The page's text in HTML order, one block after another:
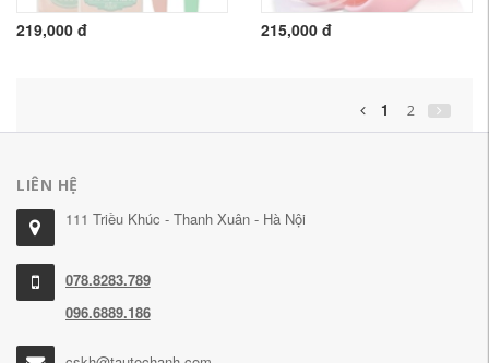
219,000 đ 215,000 đ
1 2
LIÊN HỆ
111 Triều Khúc - Thanh Xuân - Hà Nội
078.8283.789
096.6889.186